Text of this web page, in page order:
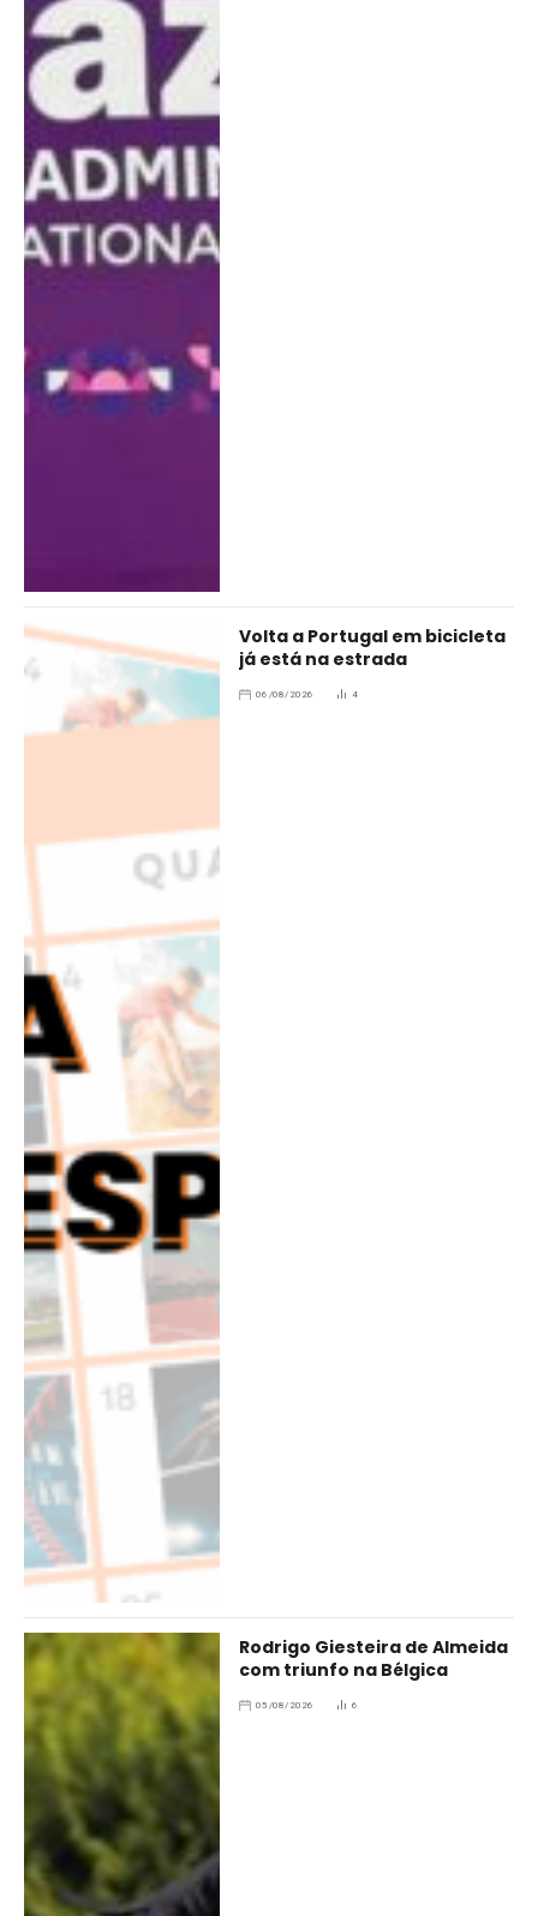
Volta a Portugal em bicicleta
já está na estrada
06/08/2026 4
Rodrigo Giesteira de Almeida
com triunfo na Bélgica
05/08/2026 6